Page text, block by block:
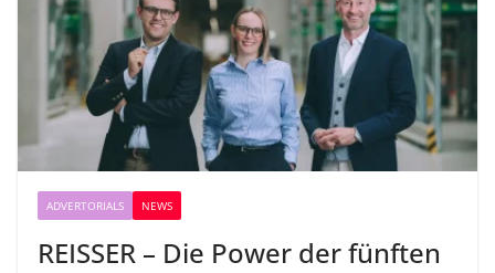
ADVERTORIALS NEWS
REISSER – Die Power der fünften